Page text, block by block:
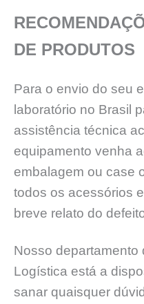
DE PRODUTOS
Para o envio do seu
laboratório no Brasil
assistência técnica
equipamento venha
embalagem ou case
todos os acessórios
breve relato do
Nosso departamento
Logística está a
sanar quaisquer